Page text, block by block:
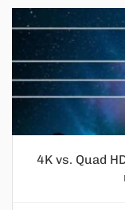
4K vs. Quad